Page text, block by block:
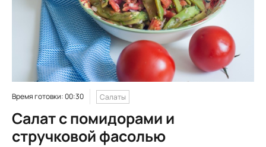
Время готовки: 00:30 Салаты
Салат с помидорами и
стручковой фасолью